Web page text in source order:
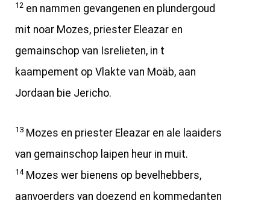
12 en nammen gevangenen en plundergoud
mit noar Mozes, priester Eleazar en
gemainschop van Isrelieten, in t
kaampement op Vlakte van Moäb, aan
Jordaan bie Jericho.
13 Mozes en priester Eleazar en ale laaiders
van gemainschop laipen heur in muit.
14Mozes wer bienens op bevelhebbers,
aanvoerders van doezend en kommedanten